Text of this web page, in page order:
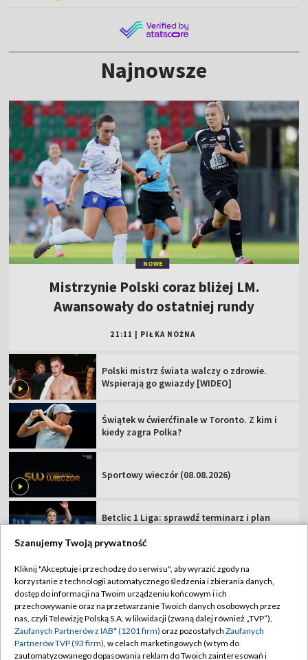
Najnowsze
NOWE
Mistrzynie Polski coraz bliżej LM.
Awansowały do ostatniej rundy
21:11 PIŁKA NOŻNA
Polski mistrz świata walczy o zdrowie.
Wspierają go gwiazdy [WIDEO]
Świątek w ćwierćfinale w Toronto. Z kim i
kiedy zagra Polka?
Sportowy wieczór (08.08.2026)
Betclic 1 Liga: sprawdź terminarz i plan
Kuś ogląda swój złoty bieg. "Końcówka
zrobiła robotę" [WIDEO]
Polski bramkarz zastąpił Grabarę. Debiut na
zero z tyłu!
Szanujemy Twoją prywatność
Kliknij "Akceptuję i przechodzę do serwisu", aby wyrazić zgody na
korzystanie z technologii automatycznego śledzenia i zbierania danych,
dostęp do informacji na Twoim urządzeniu końcowym i ich
przechowywanie oraz na przetwarzanie Twoich danych osobowych przez
nas, czyli Telewizję Polską S.A. w likwidacji (zwaną dalej również „TVP”),
Zaufanych Partnerów z IAB* (1201 firm) oraz pozostałych Zaufanych
Partnerów TVP (93 firm), w celach marketingowych (w tym do
zautomatyzowanego dopasowania reklam do Twoich zainteresowań i